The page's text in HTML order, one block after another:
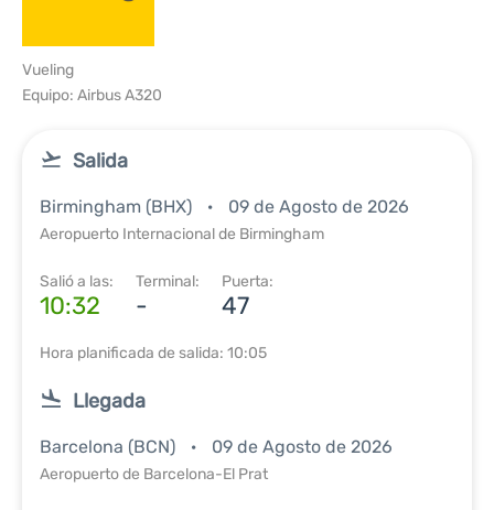
Vueling
Equipo: Airbus A320
Salida
Birmingham (BHX) 09 de Agosto de 2026
Aeropuerto Internacional de Birmingham
Salió a las:
10:32
Terminal:
-
Puerta:
47
Hora planificada de salida: 10:05
Llegada
Barcelona (BCN) 09 de Agosto de 2026
Aeropuerto de Barcelona-El Prat